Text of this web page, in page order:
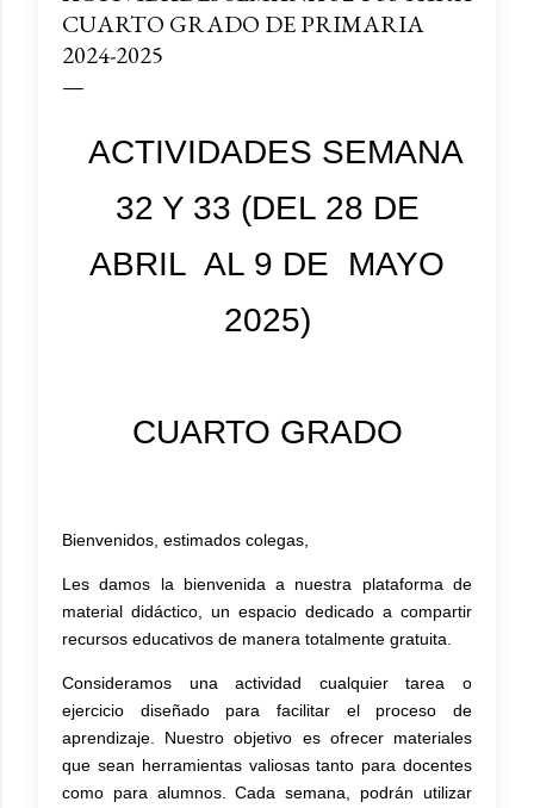
CUARTO GRADO DE PRIMARIA
2024-2025
ACTIVIDADES SEMANA
32 Y 33 (DEL 28 DE
ABRIL AL 9 DE MAYO
2025)
CUARTO GRADO
Bienvenidos, estimados colegas,
Les damos la bienvenida a nuestra plataforma de
material didáctico, un espacio dedicado a compartir
recursos educativos de manera totalmente gratuita.
Consideramos una actividad cualquier tarea o
ejercicio diseñado para facilitar el proceso de
aprendizaje. Nuestro objetivo es ofrecer materiales
que sean herramientas valiosas tanto para docentes
como para alumnos. Cada semana, podrán utilizar